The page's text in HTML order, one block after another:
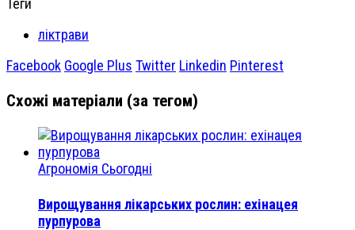
Теги
ліктрави
Facebook Google Plus Twitter Linkedin Pinterest
Схожі матеріали (за тегом)
Агрономія Сьогодні
Вирощування лікарських рослин: ехінацея
пурпурова